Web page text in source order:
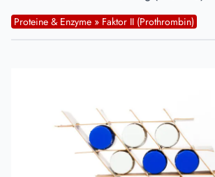
Proteine & Enzyme » Faktor II (Prothrombin)